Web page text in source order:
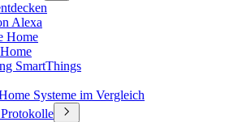
Alexa
Home
SmartThings
Systeme im Vergleich